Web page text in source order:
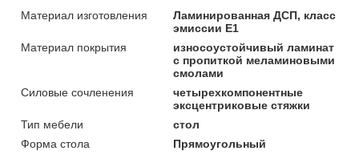
Материал изготовления
Ламинированная ДСП, класс
эмиссии Е1
Материал покрытия
износоустойчивый ламинат
с пропиткой меламиновыми
смолами
Силовые сочленения
четырехкомпонентные
эксцентриковые стяжки
Тип мебели
стол
Форма стола
Прямоугольный